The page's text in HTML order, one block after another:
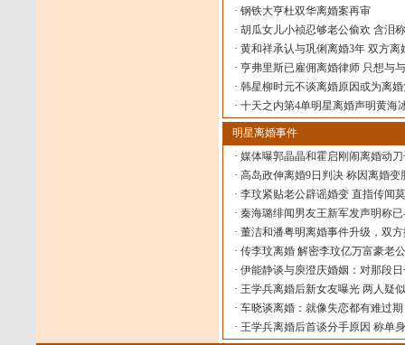
· 钢铁大亨杜双华离婚案再审
· 胡瓜女儿小祯忍够老公偷欢 含泪
· 黄和祥承认与巩俐离婚3年 双方
· 亨弗里斯已雇佣离婚律师 只想与
· 韩星柳时元不谈离婚原因或为离
· 十天之内第4单明星离婚声明黄海
明星离婚事件
· 媒体曝郭晶晶和霍启刚闹离婚动
· 高岛政伸离婚9日判决 称因离婚变
· 李玟紧贴老公辟谣婚变 直指传闻
· 秦海璐绯闻男友王新军发声明称
· 董洁和潘粤明离婚事件升级，双
· 传李玟离婚 解密李玟亿万富豪老
· 伊能静谈与庾澄庆婚姻：对那段
· 王学兵离婚后新女友曝光 两人疑
· 车晓谈离婚：就像失恋都有难过
· 王学兵离婚后首谈分手原因 称单